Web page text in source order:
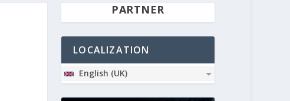
PARTNER
LOCALIZATION
English (UK)